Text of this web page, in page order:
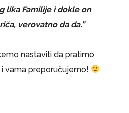
lika Familije i dokle on
verovatno da da.”
nastaviti da pratimo
i vama preporučujemo!